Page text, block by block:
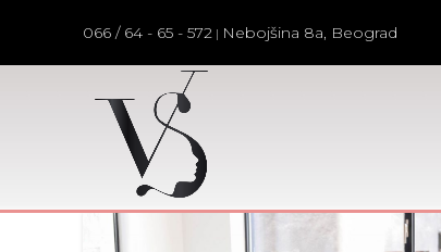
066 / 64 - 65 - 572 | Nebojšina 8a, Beograd